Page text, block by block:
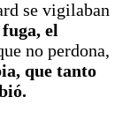
se vigilaban
el
no perdona,
que tanto